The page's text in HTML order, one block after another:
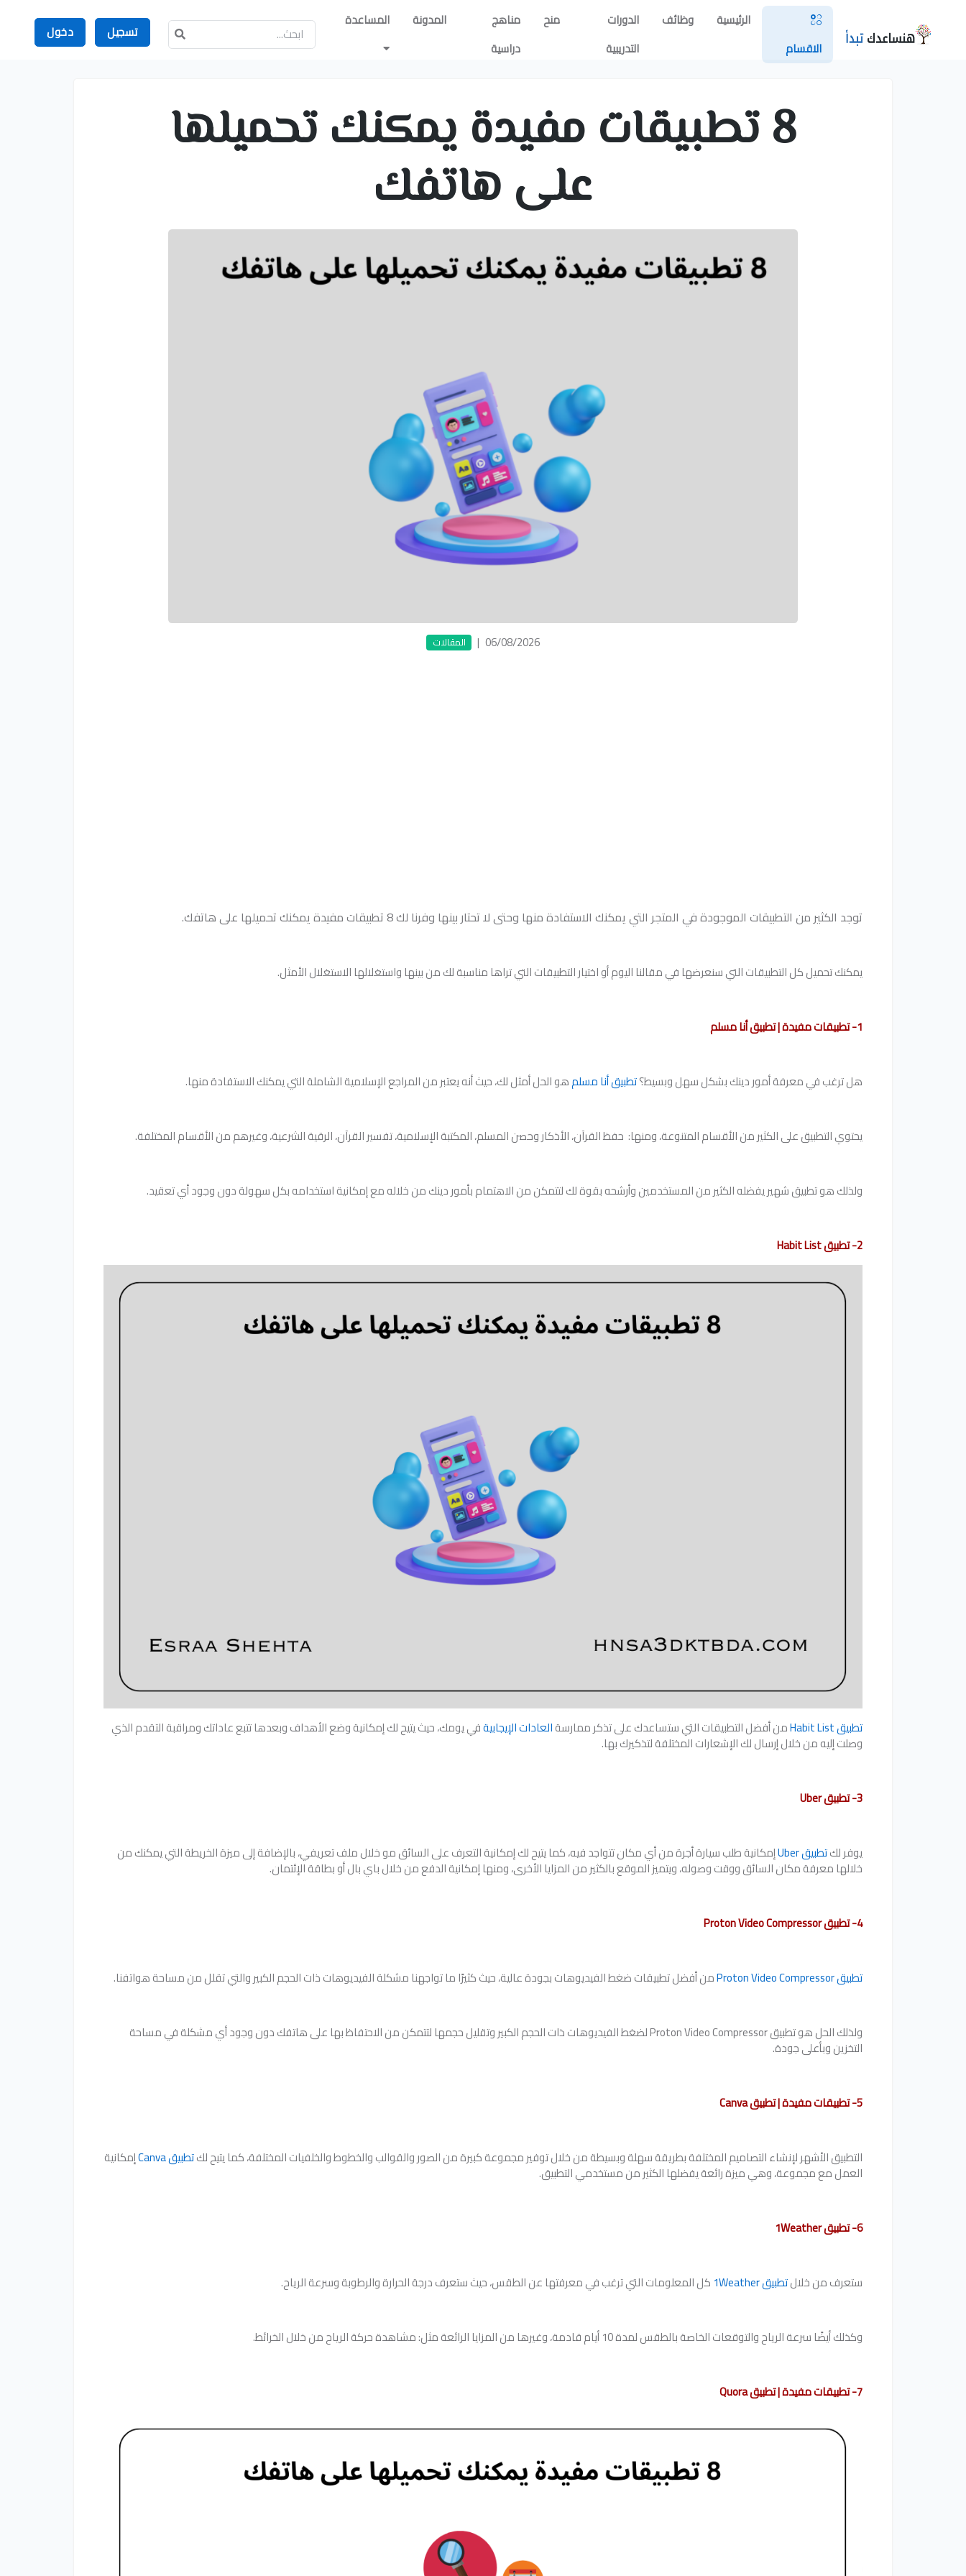
الاقسام
الرئيسية وظائف
الدورات
التدريبية
منح
مناهج
دراسية
المدونة المساعدة
تسجيل دخول
8 تطبيقات مفيدة يمكنك تحميلها
على هاتفك
06/08/2026
| المقالات
توجد الكثير من التطبيقات الموجودة في المتجر التي يمكنك الاستفادة منها وحتى لا تحتار بينها وفرنا لك 8 تطبيقات مفيدة يمكنك تحميلها على هاتفك.
يمكنك تحميل كل التطبيقات التي سنعرضها في مقالنا اليوم أو اختيار التطبيقات التي تراها مناسبة لك من بينها واستغلالها الاستغلال الأمثل.
1- تطبيقات مفيدة | تطبيق أنا مسلم
هل ترغب في معرفة أمور دينك بشكل سهل وبسيط؟تطبيق أنا مسلمهو الحل أمثل لك، حيث أنه يعتبر من المراجع الإسلامية الشاملة التي يمكنك الاستفادة منها.
يحتوي التطبيق على الكثير من الأقسام المتنوعة، ومنها: حفظ القرآن، الأذكار وحصن المسلم، المكتبة الإسلامية، تفسير القرآن، الرقية الشرعية، وغيرهم من الأقسام المختلفة.
ولذلك هو تطبيق شهير يفضله الكثير من المستخدمين وأرشحه بقوة لك لتتمكن من الاهتمام بأمور دينك من خلاله مع إمكانية استخدامه بكل سهولة دون وجود أي تعقيد.
2- تطبيق Habit List
تطبيق Habit List من أفضل التطبيقات التي ستساعدك على تذكر ممارسةالعادات الإيجابيةفي يومك، حيث يتيح لك إمكانية وضع الأهداف وبعدها تتبع عاداتك ومراقبة التقدم الذي
وصلت إليه من خلال إرسال لك الإشعارات المختلفة لتذكيرك بها.
3- تطبيق Uber
يوفر لكتطبيق Uber إمكانية طلب سيارة أجرة من أي مكان تتواجد فيه، كما يتيح لك إمكانية التعرف على السائق مو خلال ملف تعريفي، بالإضافة إلى ميزة الخريطة التي يمكنك من
خلالها معرفة مكان السائق ووقت وصوله، ويتميز الموقع بالكثير من المزايا الأخرى، ومنها إمكانية الدفع من خلال باي بال أو بطاقة الإئتمان.
4- تطبيق Proton Video Compressor
تطبيق Proton Video Compressor من أفضل تطبيقات ضغط الفيديوهات بجودة عالية، حيث كثيرًا ما تواجهنا مشكلة الفيديوهات ذات الحجم الكبير والتي تقلل من مساحة هواتفنا.
ولذلك الحل هو تطبيق Proton Video Compressor لضغط الفيديوهات ذات الحجم الكبير وتقليل حجمها لتتمكن من الاحتفاظ بها على هاتفك دون وجود أي مشكلة في مساحة
التخزين وبأعلى جودة.
5- تطبيقات مفيدة | تطبيق Canva
التطبيق الأشهر لإنشاء التصاميم المختلفة بطريقة سهلة وبسيطة من خلال توفير مجموعة كبيرة من الصور والقوالب والخطوط والخلفيات المختلفة، كما يتيح لكتطبيق Canva إمكانية
العمل مع مجموعة، وهي ميزة رائعة يفضلها الكثير من مستخدمي التطبيق.
6- تطبيق 1Weather
ستعرف من خلالتطبيق 1Weather كل المعلومات التي ترغب في معرفتها عن الطقس، حيث ستعرف درجة الحرارة والرطوبة وسرعة الرياح.
وكذلك أيضًا سرعة الرياح والتوقعات الخاصة بالطقس لمدة 10 أيام قادمة، وغيرها من المزايا الرائعة مثل: مشاهدة حركة الرياح من خلال الخرائط.
7- تطبيقات مفيدة | تطبيق Quora